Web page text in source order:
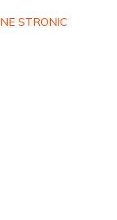
STRONIC